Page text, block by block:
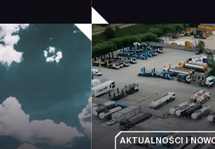
co to oznacza dla sektora mobilności
W środku „Formula
AKTUALNOŚCI I